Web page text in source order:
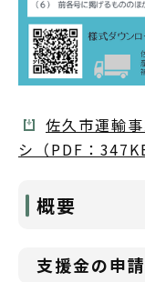
佐久市運輸
シ（PDF：
概要
支援金の申